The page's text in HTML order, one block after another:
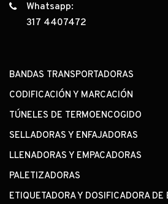
Whatsapp:
317 4407472
BANDAS TRANSPORTADORAS
CODIFICACIÓN Y MARCACIÓN
TÚNELES DE TERMOENCOGIDO
SELLADORAS Y ENFAJADORAS
LLENADORAS Y EMPACADORAS
PALETIZADORAS
ETIQUETADORA Y DOSIFICADORA DE